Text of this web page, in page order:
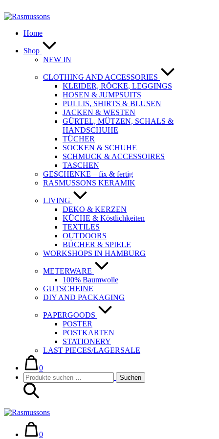
Inhalt
Home
Shop
NEW IN
CLOTHING AND ACCESSORIES
KLEIDER, RÖCKE, LEGGINGS
HOSEN & JUMPSUITS
PULLIS, SHIRTS & BLUSEN
JACKEN & WESTEN
GÜRTEL, MÜTZEN, SCHALS &
HANDSCHUHE
TÜCHER
SOCKEN & SCHUHE
SCHMUCK & ACCESSOIRES
TASCHEN
GESCHENKE – fix & fertig
RASMUSSONS KERAMIK
LIVING
DEKO & KERZEN
KÜCHE & Köstlichkeiten
TEXTILES
OUTDOORS
BÜCHER & SPIELE
WORKSHOPS IN HAMBURG
METERWARE
100% Baumwolle
GUTSCHEINE
DIY AND PACKAGING
PAPERGOODS
POSTER
POSTKARTEN
STATIONERY
LAST PIECES/LAGERSALE
Warenkorb
0im
Warenkorb
Suche-
Schalter
Suchen
nach:
Suchen
Warenkorb
0im